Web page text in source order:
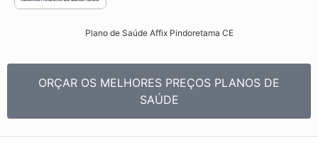
Plano de Saúde Affix Pindoretama CE​
ORÇAR OS MELHORES PREÇOS PLANOS DE
SAÚDE